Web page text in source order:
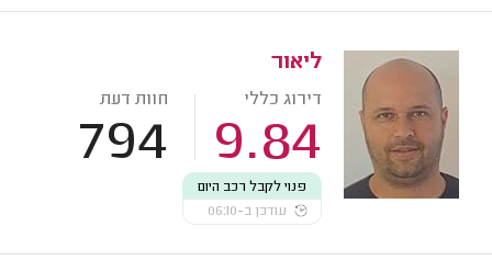
ליאור
דירוג כללי
9.84
חוות דעת
794
פנוי לקבל רכב היום
עודכן ב-06:10